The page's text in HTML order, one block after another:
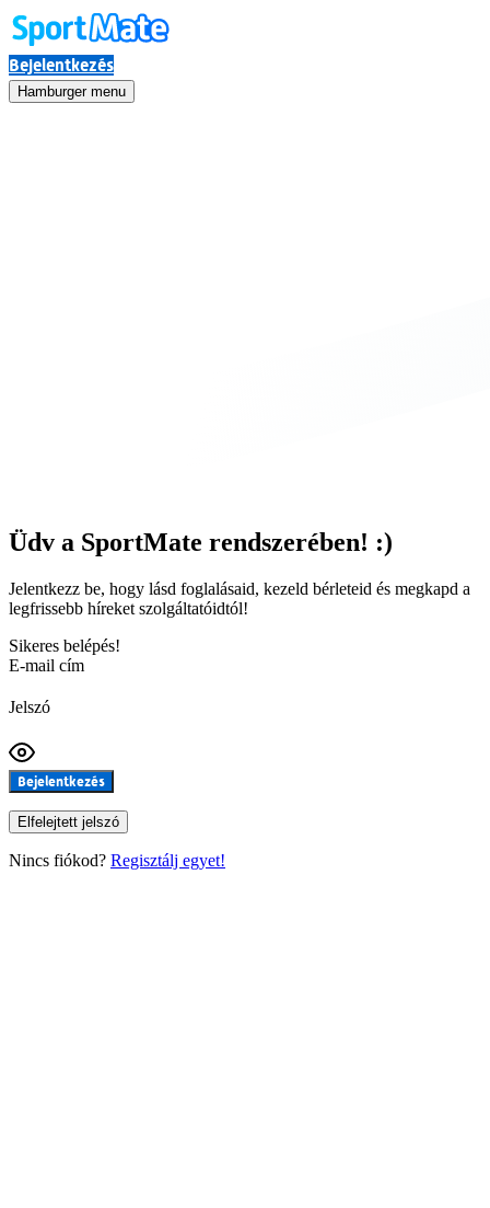
Bejelentkezés
Hamburger menu
Üdv a SportMate rendszerében! :)
Jelentkezz be, hogy lásd foglalásaid, kezeld bérleteid és megkapd a
legfrissebb híreket szolgáltatóidtól!
Sikeres belépés!
E-mail cím
Jelszó
Bejelentkezés
Elfelejtett jelszó
Nincs fiókod? Regisztálj egyet!